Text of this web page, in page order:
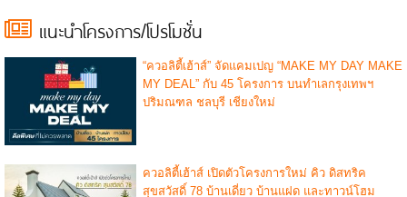
แนะนำโครงการ/โปรโมชั่น
“ควอลิตี้เฮ้าส์” จัดแคมเปญ “MAKE MY DAY MAKE
MY DEAL” กับ 45 โครงการ บนทำเลกรุงเทพฯ
ปริมณฑล ชลบุรี เชียงใหม่
ควอลิตี้เฮ้าส์ เปิดตัวโครงการใหม่ คิว ดิสทริค
สุขสวัสดิ์ 78 บ้านเดี่ยว บ้านแฝด และทาวน์โฮม